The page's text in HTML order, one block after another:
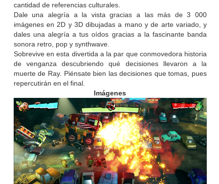
cantidad de referencias culturales.
Dale una alegría a la vista gracias a las más de 3 000
imágenes en 2D y 3D dibujadas a mano y de arte variado, y
dales una alegría a tus oídos gracias a la fascinante banda
sonora retro, pop y synthwave.
Sobrevive en esta divertida a la par que conmovedora historia
de venganza descubriendo qué decisiones llevaron a la
muerte de Ray. Piénsate bien las decisiones que tomas, pues
repercutirán en el final.
Imágenes